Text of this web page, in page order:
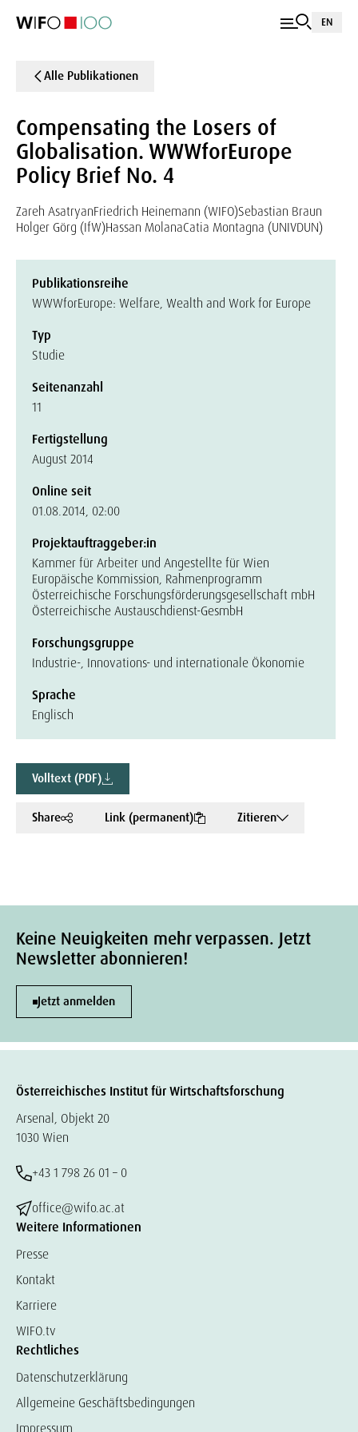
EN
Alle Publikationen
Compensating the Losers of
Globalisation. WWWforEurope
Policy Brief No. 4
Zareh AsatryanFriedrich Heinemann (WIFO)Sebastian Braun
Holger Görg (IfW)Hassan MolanaCatia Montagna (UNIVDUN)
Publikationsreihe
WWWforEurope: Welfare, Wealth and Work for Europe
Typ
Studie
Seitenanzahl
11
Fertigstellung
August 2014
Online seit
01.08.2014, 02:00
Projektauftraggeber:in
Kammer für Arbeiter und Angestellte für Wien
Europäische Kommission, Rahmenprogramm
Österreichische Forschungsförderungsgesellschaft mbH
Österreichische Austauschdienst-GesmbH
Forschungsgruppe
Industrie-, Innovations- und internationale Ökonomie
Sprache
Englisch
Volltext (PDF)
Share Link (permanent) Zitieren
Keine Neuigkeiten mehr verpassen. Jetzt
Newsletter abonnieren!
Jetzt anmelden
Österreichisches Institut für Wirtschaftsforschung
Arsenal, Objekt 20
1030 Wien
+43 1 798 26 01 – 0
office@wifo.ac.at
Weitere Informationen
Presse
Kontakt
Karriere
WIFO.tv
Rechtliches
Datenschutzerklärung
Allgemeine Geschäftsbedingungen
Impressum